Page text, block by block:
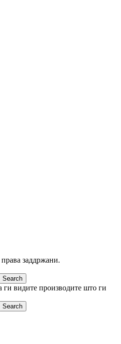
заддржани.
Search
ги видите производите што ги
Search